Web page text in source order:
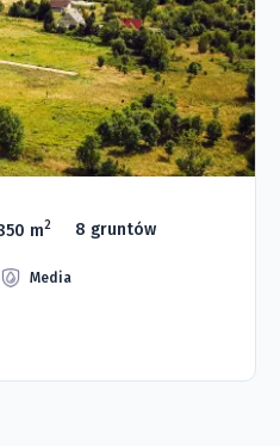
m2 8 gruntów
Media